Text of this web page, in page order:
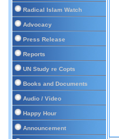
Radical Islam Watch
Advocacy
Press Release
Reports
UN Study re Copts
Books and Documents
Audio / Video
Happy Hour
Announcement